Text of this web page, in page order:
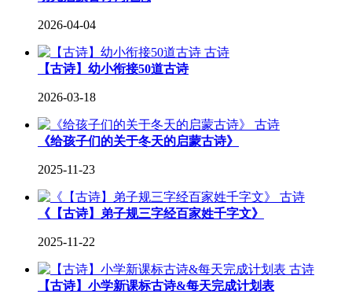
2026-04-04
古诗
【古诗】幼小衔接50道古诗
2026-03-18
古诗
《给孩子们的关于冬天的启蒙古诗》
2025-11-23
古诗
《【古诗】弟子规三字经百家姓千字文》
2025-11-22
古诗
【古诗】小学新课标古诗&每天完成计划表